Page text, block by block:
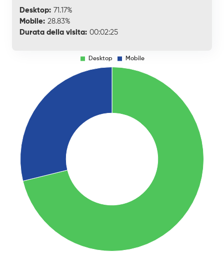
Desktop: 71.17%
Mobile: 28.83%
Durata della visita: 00:02:25